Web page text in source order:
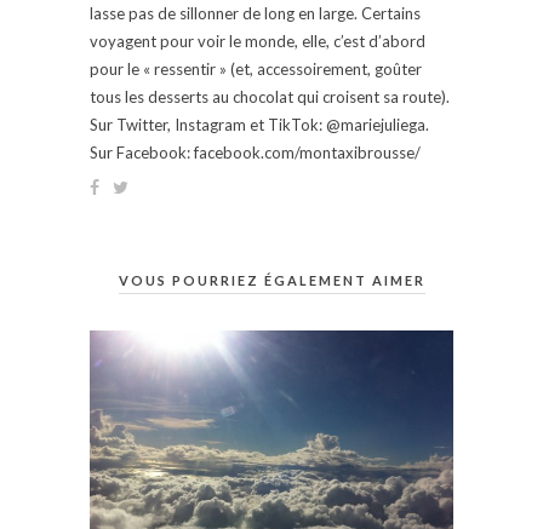
lasse pas de sillonner de long en large. Certains
voyagent pour voir le monde, elle, c’est d’abord
pour le « ressentir » (et, accessoirement, goûter
tous les desserts au chocolat qui croisent sa route).
Sur Twitter, Instagram et TikTok: @mariejuliega.
Sur Facebook: facebook.com/montaxibrousse/
VOUS POURRIEZ ÉGALEMENT AIMER